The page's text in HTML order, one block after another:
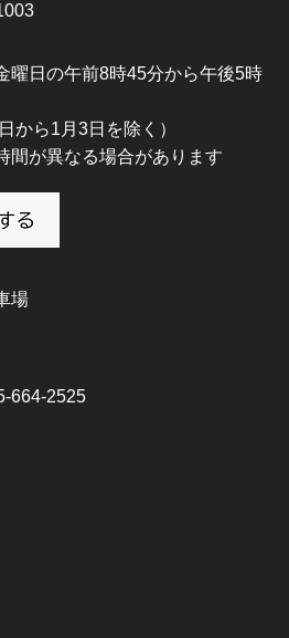
曜日の午前8時45分から午後5時
から1月3日を除く）
間が異なる場合があります
場
664-2525